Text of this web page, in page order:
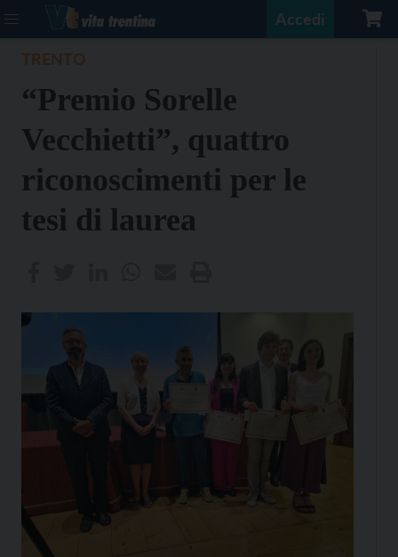
Accedi
“Premio Sorelle
Vecchietti”, quattro
riconoscimenti per le
tesi di laurea